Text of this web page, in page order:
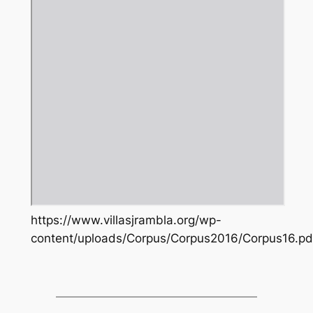
https://www.villasjrambla.org/wp-
content/uploads/Corpus/Corpus2016/